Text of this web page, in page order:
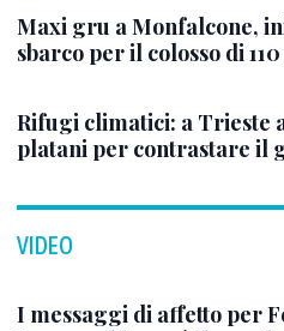
Maxi gru a Monfalcone,
sbarco per il colosso di
Rifugi climatici: a Trieste
platani per contrastare il
VIDEO
I messaggi di affetto per